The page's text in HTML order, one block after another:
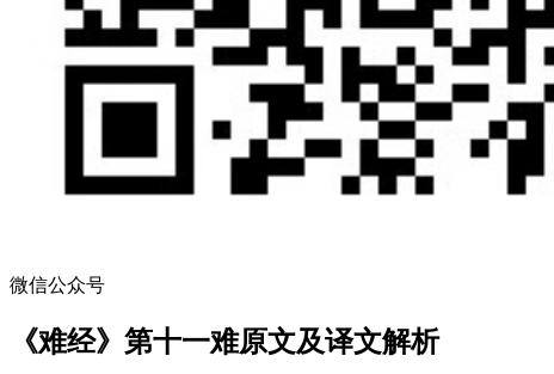
微信公众号
《难经》第十一难原文及译文解析